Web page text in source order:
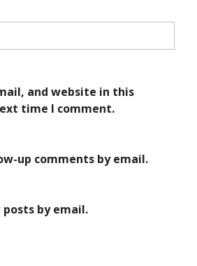
and website in this
time I comment.
up comments by email.
by email.